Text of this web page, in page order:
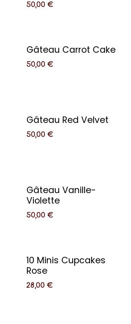
50,00€
Gâteau Carrot Cake
50,00€
Gâteau Red Velvet
50,00€
Gâteau Vanille-
Violette
50,00€
10 Minis Cupcakes
Rose
28,00€